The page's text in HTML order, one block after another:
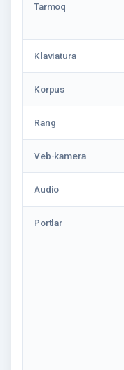
Tarmoq
Klaviatura
Korpus
Rang
Veb-kamera
Audio
Portlar